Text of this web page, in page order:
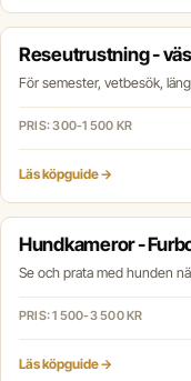
Reseutrustning -
För semester, vetbesök,
PRIS: 300-1 500 KR
Läs köpguide →
Hundkameror -
Se och prata med hunden
PRIS: 1 500-3 500 KR
Läs köpguide →